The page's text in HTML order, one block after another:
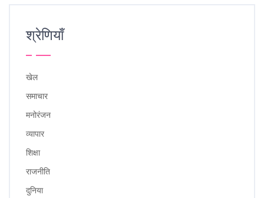
श्रेणियाँ
खेल
समाचार
मनोरंजन
व्यापार
शिक्षा
राजनीति
दुनिया